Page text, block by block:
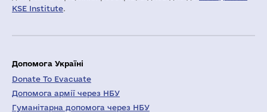
KSE Institute.
Допомога Україні
Donate To Evacuate
Допомога армії через НБУ
Гуманітарна допомога через НБУ